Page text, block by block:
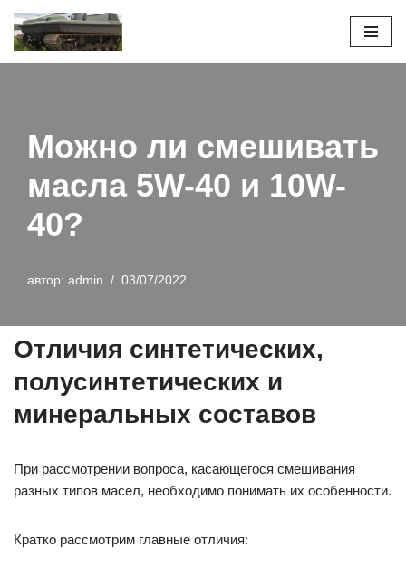
Перейти
Можно ли смешивать
масла 5W-40 и 10W-
40?
автор: admin 03/07/2022
Отличия синтетических,
полусинтетических и
минеральных составов
При рассмотрении вопроса, касающегося смешивания
разных типов масел, необходимо понимать их особенности.
Кратко рассмотрим главные отличия: